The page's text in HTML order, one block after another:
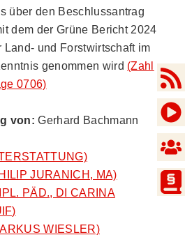
über den Beschlussantrag
dem der Grüne Bericht 2024
Land- und Forstwirtschaft im
genommen wird (Zahl
0706)
von: Gerhard Bachmann
JURANICH, MA)
PÄD., DI CARINA
WIESLER)